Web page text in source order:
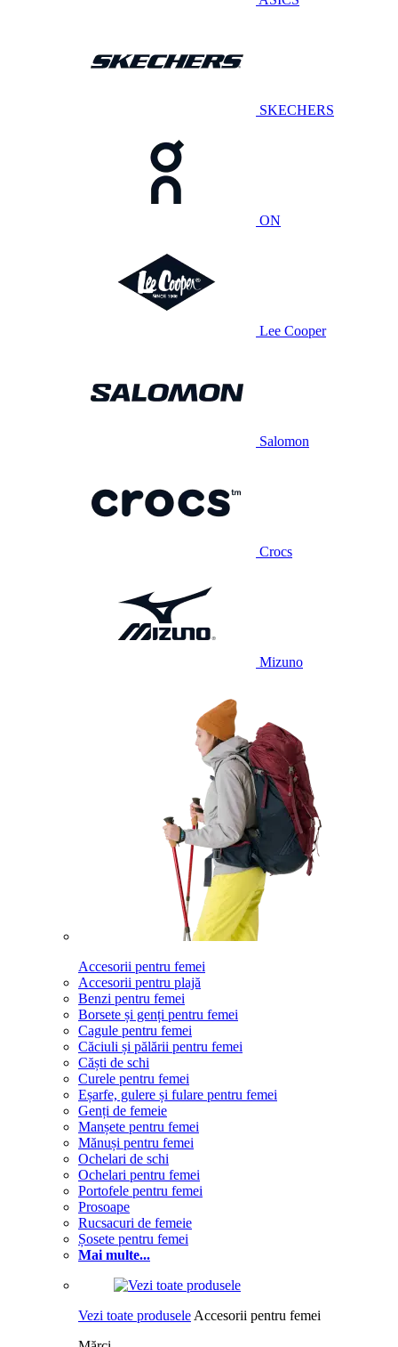
SKECHERS
ON
Lee Cooper
Salomon
Crocs
Mizuno
Accesorii pentru femei
Accesorii pentru plajă
Benzi pentru femei
Borsete și genți pentru femei
Cagule pentru femei
Căciuli și pălării pentru femei
Căști de schi
Curele pentru femei
Eșarfe, gulere și fulare pentru femei
Genți de femeie
Manșete pentru femei
Mănuși pentru femei
Ochelari de schi
Ochelari pentru femei
Portofele pentru femei
Prosoape
Rucsacuri de femeie
Șosete pentru femei
Mai multe...
Vezi toate produsele Accesorii pentru femei